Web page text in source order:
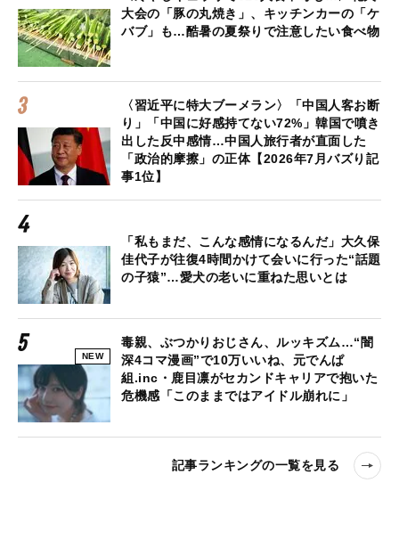
大会の「豚の丸焼き」、キッチンカーの「ケ
バブ」も…酷暑の夏祭りで注意したい食べ物
〈習近平に特大ブーメラン〉「中国人客お断
り」「中国に好感持てない72%」韓国で噴き
出した反中感情…中国人旅行者が直面した
「政治的摩擦」の正体【2026年7月バズり記
事1位】
「私もまだ、こんな感情になるんだ」大久保
佳代子が往復4時間かけて会いに行った“話題
の子猿”…愛犬の老いに重ねた思いとは
NEW
毒親、ぶつかりおじさん、ルッキズム…“闇
深4コマ漫画”で10万いいね、元でんぱ
組.inc・鹿目凛がセカンドキャリアで抱いた
危機感「このままではアイドル崩れに」
記事ランキングの一覧を見る